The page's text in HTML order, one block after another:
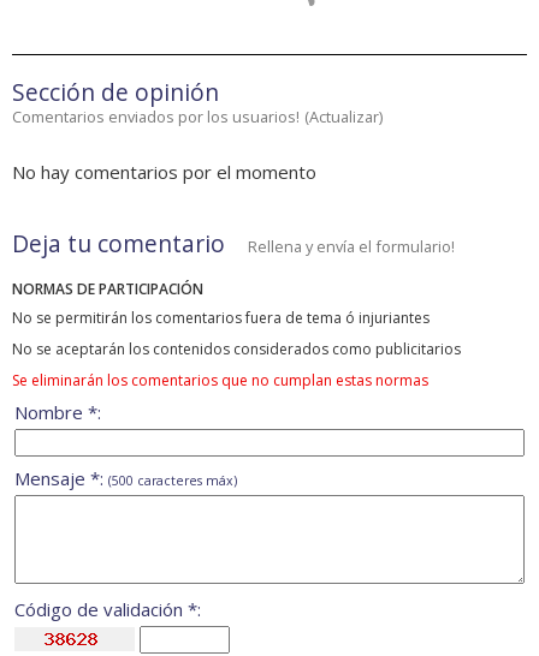
Sección de opinión
Comentarios enviados por los usuarios! (Actualizar)
No hay comentarios por el momento
Deja tu comentario Rellena y envía el formulario!
NORMAS DE PARTICIPACIÓN
No se permitirán los comentarios fuera de tema ó injuriantes
No se aceptarán los contenidos considerados como publicitarios
Se eliminarán los comentarios que no cumplan estas normas
Nombre *:
Mensaje *: (500 caracteres máx)
Código de validación *: